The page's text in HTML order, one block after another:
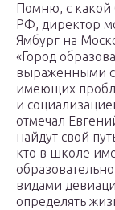
Помню, с какой
РФ, директор
Ямбург на
«Город
выраженными
имеющих
и
отмечал
найдут свой
кто в школе
видами
определять